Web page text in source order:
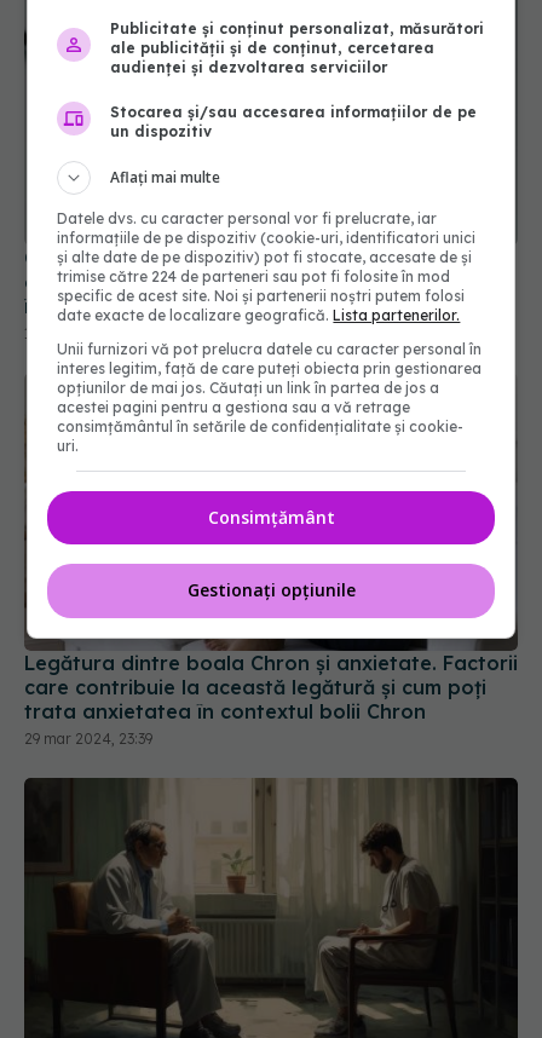
Ce este arachnophobia, una dintre cele mai
comune fobii ale oamenilor. Cum faci diferența
între frică și fobie
16 apr 2024, 23:27
Legătura dintre boala Chron și anxietate. Factorii
care contribuie la această legătură și cum poți
trata anxietatea în contextul bolii Chron
Publicitate și conținut personalizat, măsurători
ale publicității și de conținut, cercetarea
audienței și dezvoltarea serviciilor
Stocarea și/sau accesarea informațiilor de pe
un dispozitiv
Aflați mai multe
Datele dvs. cu caracter personal vor fi prelucrate, iar
informațiile de pe dispozitiv (cookie-uri, identificatori unici
și alte date de pe dispozitiv) pot fi stocate, accesate de și
trimise către 224 de parteneri sau pot fi folosite în mod
specific de acest site. Noi și partenerii noștri putem folosi
date exacte de localizare geografică.Lista partenerilor.
Unii furnizori vă pot prelucra datele cu caracter personal în
interes legitim, față de care puteți obiecta prin gestionarea
opțiunilor de mai jos. Căutați un link în partea de jos a
acestei pagini pentru a gestiona sau a vă retrage
consimțământul în setările de confidențialitate și cookie-
uri.
Consimțământ
Gestionați opțiunile